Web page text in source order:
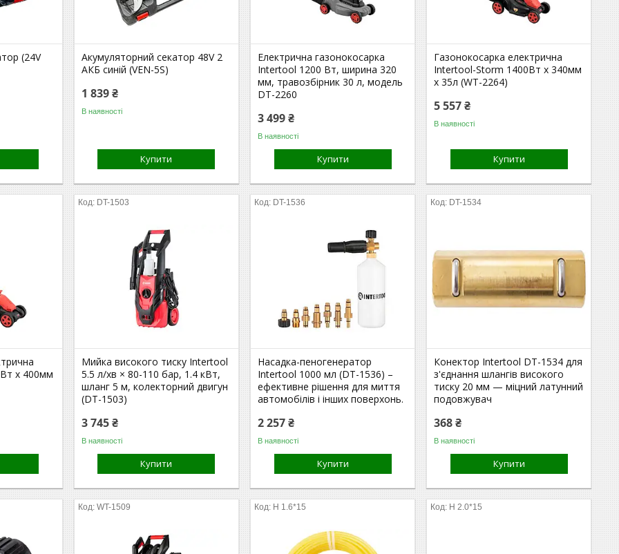
(24V
Акумуляторний секатор 48V 2
АКБ синій (VEN-5S)
1 839 ₴
В наявності
Купити
Електрична газонокосарка
Intertool 1200 Вт, ширина 320
мм, травозбірник 30 л, модель
DT-2260
3 499 ₴
В наявності
Купити
Газонокосарка електрична
Intertool-Storm 1400Вт x 340мм
x 35л (WT-2264)
5 557 ₴
В наявності
Купити
x 400мм
DT-1503
Мийка високого тиску Intertool
5.5 л/хв × 80-110 бар, 1.4 кВт,
шланг 5 м, колекторний двигун
(DT-1503)
3 745 ₴
В наявності
Купити
DT-1536
Насадка-пеногенератор
Intertool 1000 мл (DT-1536) –
ефективне рішення для миття
автомобілів і інших поверхонь.
2 257 ₴
В наявності
Купити
DT-1534
Конектор Intertool DT-1534 для
з'єднання шлангів високого
тиску 20 мм — міцний латунний
подовжувач
368 ₴
В наявності
Купити
WT-1509 Н 1.6*15 Н 2.0*15